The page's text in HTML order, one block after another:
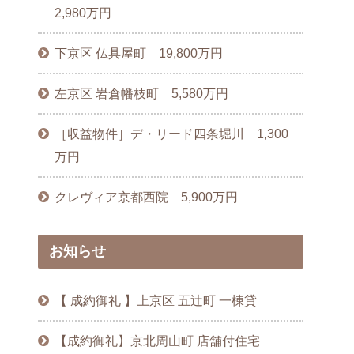
2,980万円
下京区 仏具屋町 19,800万円
左京区 岩倉幡枝町 5,580万円
［収益物件］デ・リード四条堀川 1,300
万円
クレヴィア京都西院 5,900万円
お知らせ
【 成約御礼 】上京区 五辻町 一棟貸
【成約御礼】京北周山町 店舗付住宅